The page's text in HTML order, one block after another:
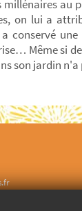
au
on lui a
Même si
son jardin